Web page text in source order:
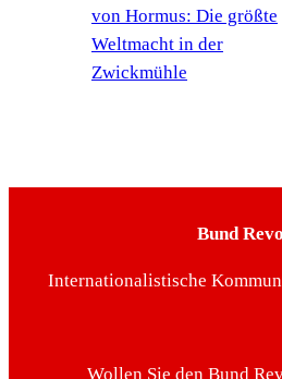
von Hormus: Die größte
Weltmacht in der
Zwickmühle
Bund
Internationalistische
Wollen Sie den Bund